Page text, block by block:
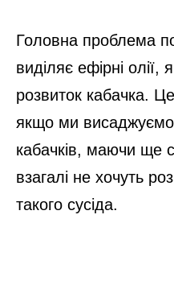
Головна проблема
виділяє ефірні олії,
розвиток кабачка.
якщо ми висаджуємо
кабачків, маючи ще
взагалі не хочуть
такого сусіда.